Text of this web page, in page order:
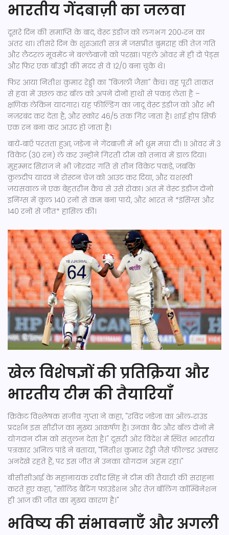
भारतीय गेंदबाज़ी का जलवा
दूसरे दिन की समाप्ति के बाद, वेस्ट इंडीज को लगभग 200‑रन का
अंतर था। तीसरे दिन के शुरुआती सत्र मेंजसप्रीत बुमराहकी तेज़ गति
और लैटरल मूवमेंट ने बल्लेबाज़ों को परखा। पहले ओवर में ही दो पेड्स
और फिर एक बॉउंड्री की मदद से वे 12/0 बना चुके थे।
फिर आयानितीश कुमार रेड्डीका "बिजली जैसा" कैच। वह पूरी ताक़त
से हवा में उछल कर बॉल को अपने दोनों हाथों से पकड़ लेता है –
क्षणिक लेकिन यादगार। यह फील्डिंग का जादू वेस्ट इंडीज को और भी
नज़रबंद कर देता है, और स्कोर 46/5 तक गिर जाता है। शाई होप सिर्फ़
एक रन बना कर आउट हो जाता है।
बायें‑बाएँ परतता हुआ, जडेजा ने गेंदबाज़ी में भी धूम मचा दी। 11 ओवर में 3
विकेट़ (30 रन) ले कर उन्होंने गिरती टीम को तनाव में डाल दिया।
मुहम्मद सिराजने भी ज़ोरदार गति से तीन विकेट़ पकड़े, जबकि
कुलदीप यादवने रोस्टन चेज़ को आउट कर दिया, औरयशस्वी
जयसवालने एक बेहतरीन कैच से उसे रोका। अंत में वेस्ट इंडीज दोनो
इनिंग्स में कुल 140 रनों से कम बना पाये, और भारत ने *इंसिंग्स और
140 रनों से जीत* हासिल की।
खेल विशेषज्ञों की प्रतिक्रिया और
भारतीय टीम की तैयारियाँ
क्रिकेट विश्लेषक संजीव गुप्ता ने कहा, "रविंद्र जडेजा का ऑल‑राउंड
प्रदर्शन इस सीरीज़ का मुख्य आकर्षण है। उनका बैट और बॉल दोनों में
योगदान टीम को संतुलन देता है।" दूसरी ओर विदेश में स्थित भारतीय
पत्रकार अनिल पांडे ने बताया, "नितीश कुमार रेड्डी जैसे फील्डर अक्सर
अनदेखे रहते हैं, पर इस जीत में उनका योगदान अहम रहा।"
बीसीसीआई के महानायकरवींद्र सिंहने टीम की तैयारी की सराहना
करते हुए कहा, "सॉलिड बैटिंग फाउंडेशन और तेज़ बॉलिंग कॉम्बिनेशन
ही आज की जीत का मुख्य कारण है।"
भविष्य की संभावनाएँ और अगली